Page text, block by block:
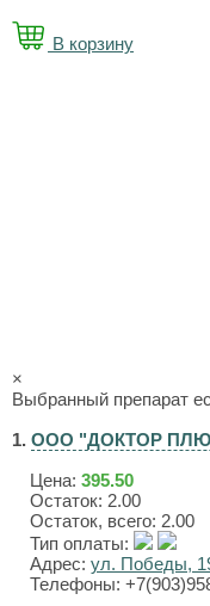
В корзину
×
Выбранный препарат
1. ООО "ДОКТОР
Цена: 395.50
Остаток: 2.00
Остаток, всего: 2.00
Тип оплаты:
Адрес: ул. Победы,
Телефоны: